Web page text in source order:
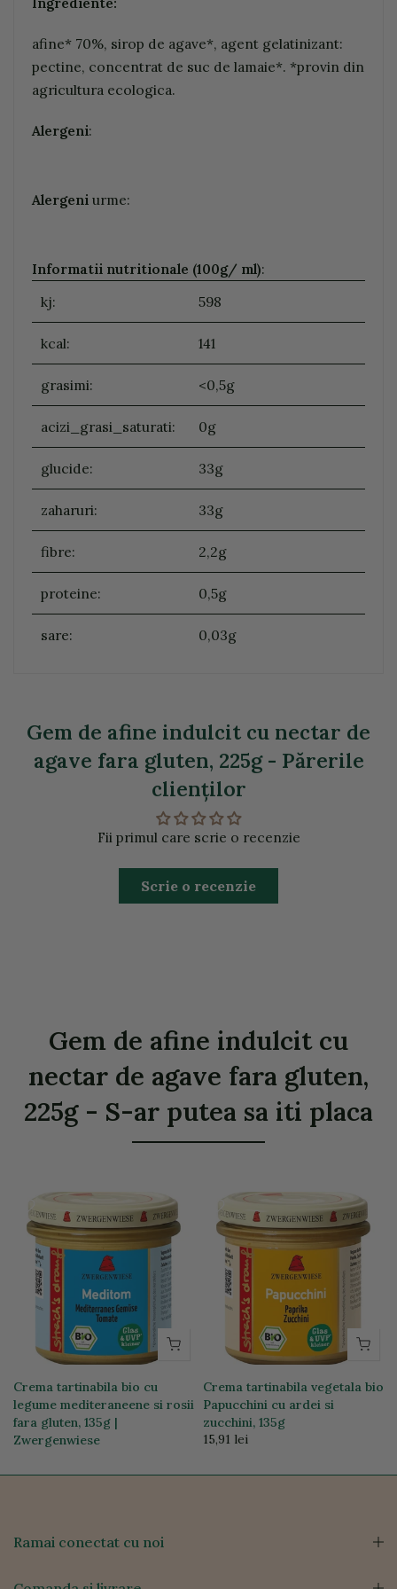
afine* 70%, sirop de agave*, agent gelatinizant:
pectine, concentrat de suc de lamaie*. *provin din
agricultura ecologica.
Alergeni:
Alergeni urme:
Informatii nutritionale (100g/ ml):
kj:
598
kcal: 141
grasimi: <0,5g
acizi_grasi_saturati: 0g
glucide: 33g
zaharuri: 33g
fibre: 2,2g
proteine: 0,5g
sare: 0,03g
Gem de afine indulcit cu nectar de
agave fara gluten, 225g - Părerile
clienţilor
Fii primul care scrie o recenzie
Scrie o recenzie
Gem de afine indulcit cu
nectar de agave fara gluten,
225g - S-ar putea sa iti placa
Crema tartinabila bio cu
legume mediteraneene si rosii
fara gluten, 135g |
Zwergenwiese
Crema tartinabila vegetala bio
Papucchini cu ardei si
zucchini, 135g
15,91 lei
Ramai conectat cu noi